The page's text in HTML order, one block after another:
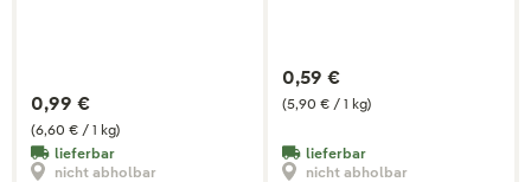
(6,60 € / 1 kg)
0,99 €
lieferbar
nicht abholbar
(5,90 € / 1 kg)
0,59 €
lieferbar
nicht abholbar